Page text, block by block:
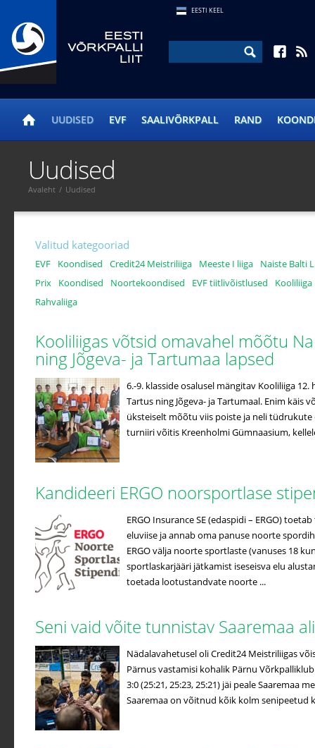
EESTI KEEL
UUDISED EVF SAALIVÕRKPALL RAND
Valitud kategooriad
EVF Koondised Credit24 Meistriliiga Meeste I liiga
Naiste Balti
Prix
Koondised Noortekoondised EVF tiitlivõistlused
Kooliliiga
Rahvaliiga
Kooliliigas võtsid omavahel mõõtu
ning Jõgeva- ja Tartumaa lapsed
6.-9. klasside osalusel mängitav Kooliliiga
Tartus ning Jõgeva- ja Tartumaal. Enim käis
üksteiselt mõõtu viis poiste ja neli tüdrukute
turniiri võitis Kreenholmi Gümnaasium,
Kandideeri ERGO noorsportlase
ERGO Insurance SE (edaspidi – ERGO)
eluviise ja annab oma panuse noorte
ERGO välja noorte sportlaste (vanuses 18
sportlaskarjääri jätkamist iseseisva elu
toetada lootustandvate noorte ...
Seni vaid võite tunnistav Saaremaa
Nädalavahetusel oli Credit24 Meistriliigas
Pärnus vastamisi kohalik Pärnu
3:0 (25:21, 25:23, 25:21) jäi peale Saaremaa
Saaremaa on võitnud kõik kolm senipeetud
Uudised
Avaleht / Uudised